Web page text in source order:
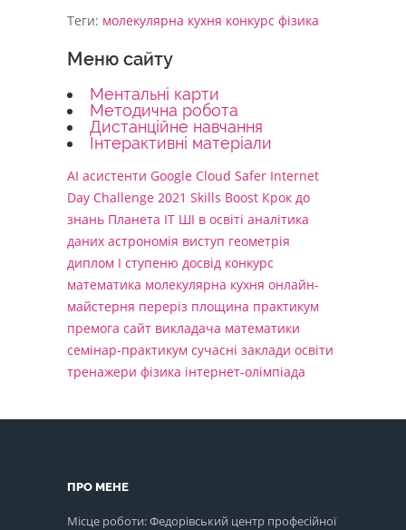
Теги: молекулярна кухня конкурс фізика
Меню сайту
Ментальні карти
Методична робота
Дистанційне навчання
Інтерактивні матеріали
AI асистенти Google Cloud Safer Internet
Day Challenge 2021 Skills Boost Крок до
знань Планета ІТ ШІ в освіті аналітика
даних астрономія виступ геометрія
диплом І ступеню досвід конкурс
математика молекулярна кухня онлайн-
майстерня переріз площина практикум
премога сайт викладача математики
семінар-практикум сучасні заклади освіти
тренажери фізика інтернет-олімпіада
ПРО МЕНЕ
Місце роботи: Федорівський центр професійної